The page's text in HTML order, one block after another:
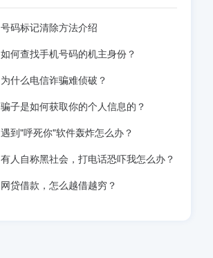
号码标记清除方法介绍
如何查找手机号码的机主身份？
为什么电信诈骗难侦破？
骗子是如何获取你的个人信息的？
遇到"呼死你"软件轰炸怎么办？
有人自称黑社会，打电话恐吓我怎么办？
网贷借款，怎么越借越穷？